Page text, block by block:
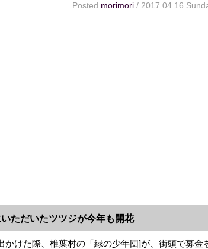
Posted morimori/ 2017.04.16
ただいたツツジが今年も開花
かけた際、椎葉村の「緑の少年団]が、街頭で募金